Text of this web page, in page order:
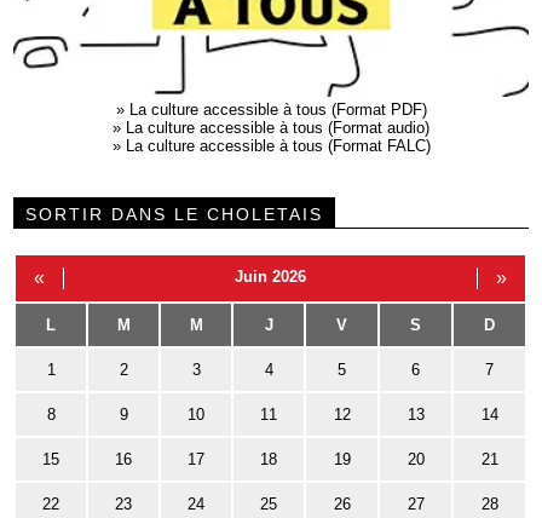
» La culture accessible à tous (Format PDF)
» La culture accessible à tous (Format audio)
» La culture accessible à tous (Format FALC)
SORTIR DANS LE CHOLETAIS
« Juin 2026 »
L M M J V S D
1 2 3 4 5 6 7
8 9 10 11 12 13 14
15 16 17 18 19 20 21
22 23 24 25 26 27 28